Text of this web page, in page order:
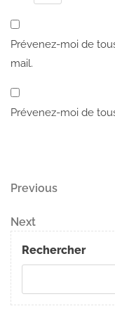
Prévenez-moi de
mail.
Prévenez-moi de
Navigation
de
l’article
Previous
Previous
Next
Post
Next
Rechercher